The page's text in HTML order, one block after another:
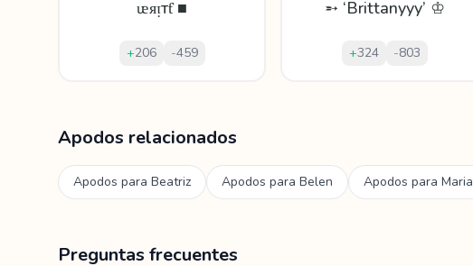
ᵫᴙᴉтƭ ■
+206 -459
➵ ‘Brittanyyy’ ♔
+324 -803
Apodos relacionados
Apodos para Beatriz Apodos para Belen Apodos para Maria
Preguntas frecuentes